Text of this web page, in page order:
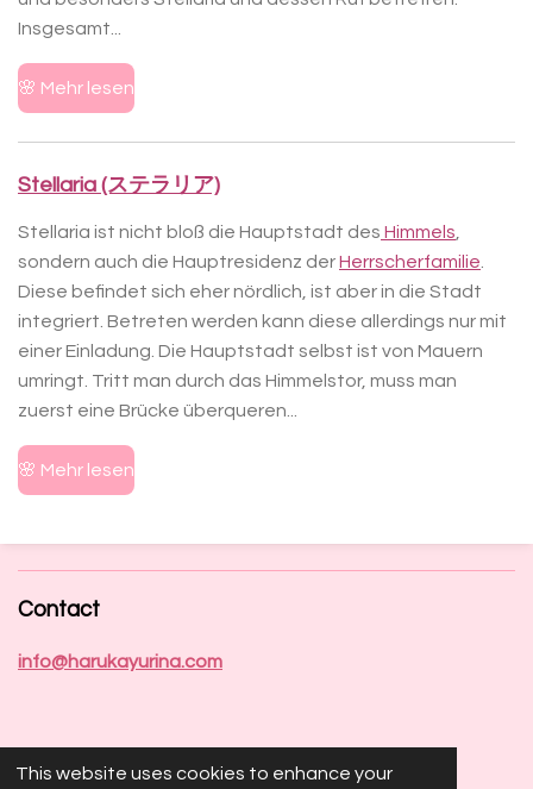
This website uses cookies to enhance your
Insgesamt...
🌸 Mehr lesen
Stellaria (ステラリア)
Stellaria ist nicht bloß die Hauptstadt des Himmels
sondern auch die Hauptresidenz derHerrscherfamilie
Diese befindet sich eher nördlich, ist aber in die Stadt
integriert. Betreten werden kann diese allerdings nur mit
einer Einladung. Die Hauptstadt selbst ist von Mauern
umringt. Tritt man durch das Himmelstor, muss man
zuerst eine Brücke überqueren...
🌸 Mehr lesen
Contact
info@harukayurina.com
Socials